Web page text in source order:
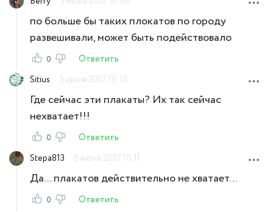
по больше бы таких плокатов по городу
развешивали, может быть подействовало
0
Ответить
Sitius
5 июня 2007 10:10
Где сейчас эти плакаты? Их так сейчас
нехватает!!!
0
Ответить
Stepa813
5 июня 2007 10:11
Да... плакатов действительно не хватает...
0
Ответить